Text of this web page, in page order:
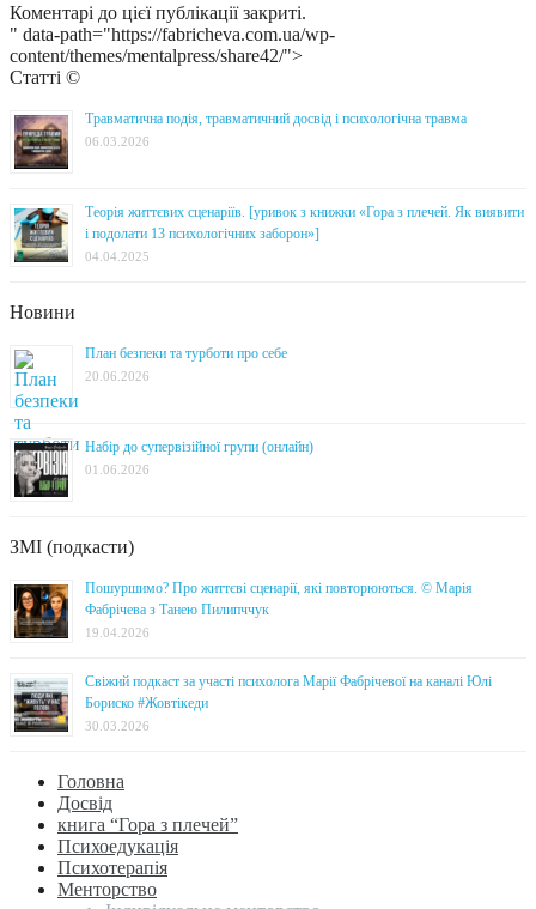
Коментарі до цієї публікації закриті.
" data-path="https://fabricheva.com.ua/wp-
content/themes/mentalpress/share42/">
Статті ©
Травматична подія, травматичний досвід і психологічна травма
06.03.2026
Теорія життєвих сценаріїв. [уривок з книжки «Гора з плечей. Як виявити
і подолати 13 психологічних заборон»]
04.04.2025
Новини
План безпеки та турботи про себе
20.06.2026
Набір до супервізійної групи (онлайн)
01.06.2026
ЗМІ (подкасти)
Пошуршимо? Про життєві сценарії, які повторюються. © Марія
Фабрічева з Танею Пилипччук
19.04.2026
Свіжий подкаст за участі психолога Марії Фабрічевої на каналі Юлі
Бориско #Жовтікеди
30.03.2026
Головна
Досвід
книга “Гора з плечей”
Психоедукація
Психотерапія
Менторство